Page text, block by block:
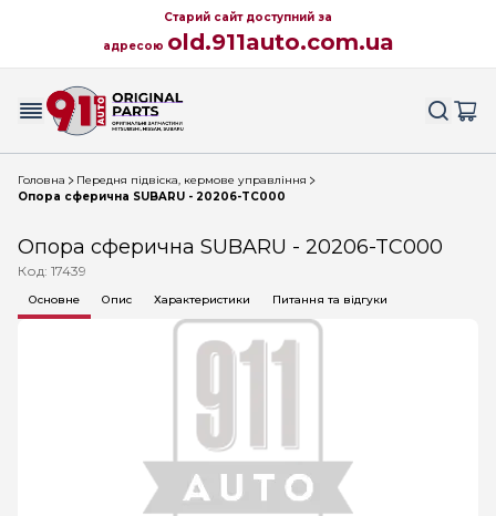
Старий сайт доступний за
адресою old.911auto.com.ua
Головна
Передня підвіска, кермове управління
Опора сферична SUBARU - 20206-TC000
Опора сферична SUBARU - 20206-TC000
Код: 17439
Основне Опис Характеристики Питання та відгуки